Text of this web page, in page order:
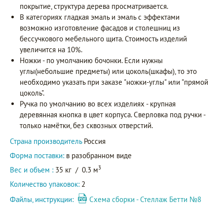
покрытие, структура дерева просматривается.
В категориях гладкая эмаль и эмаль с эффектами
возможно изготовление фасадов и столешниц из
бессучкового мебельного щита. Стоимость изделий
увеличится на 10%.
Ножки - по умолчанию бочонки. Если нужны
углы(небольшие предметы) или цоколь(шкафы), то это
необходимо указать при заказе "ножки-углы" или "прямой
цоколь".
Ручка по умолчанию во всех изделиях - крупная
деревянная кнопка в цвет корпуса. Сверловка под ручки -
только намётки, без сквозных отверстий.
Страна производитель Россия
Форма поставки: в разобранном виде
Вес и объем : 35 кг / 0.3 м3
Количество упаковок: 2
Файлы, инструкции:
Схема сборки - Стеллаж Бетти №8